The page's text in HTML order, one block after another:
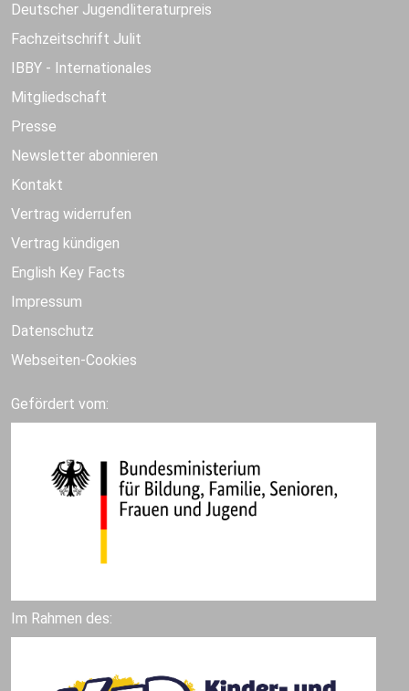
Deutscher Jugendliteraturpreis
Fachzeitschrift Julit
IBBY - Internationales
Mitgliedschaft
Presse
Newsletter abonnieren
Kontakt
Vertrag widerrufen
Vertrag kündigen
English Key Facts
Impressum
Datenschutz
Webseiten-Cookies
Gefördert vom:
Im Rahmen des: